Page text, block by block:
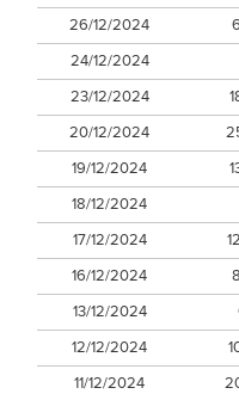
26/12/2024
24/12/2024
23/12/2024
20/12/2024
19/12/2024
18/12/2024
17/12/2024
16/12/2024
13/12/2024
12/12/2024
11/12/2024